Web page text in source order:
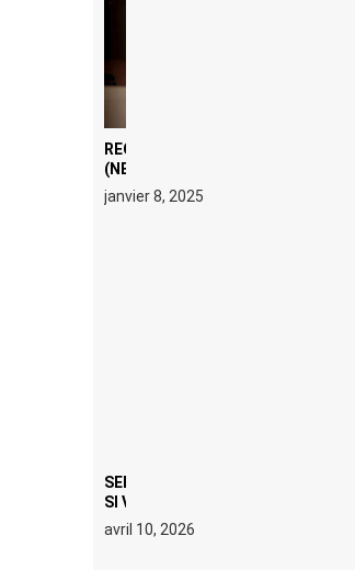
REGARD ÉDITORIAL SUR JE
(NETFLIX) : AVICII, OU LE DOUBLE
ICÔNE SURCHAUFFÉE
janvier 8, 2025
SERATO DJ PRO 4.0.6 : CE QUE ÇA
SI VOUS N’ÊTES NI DJ NI
avril 10, 2026